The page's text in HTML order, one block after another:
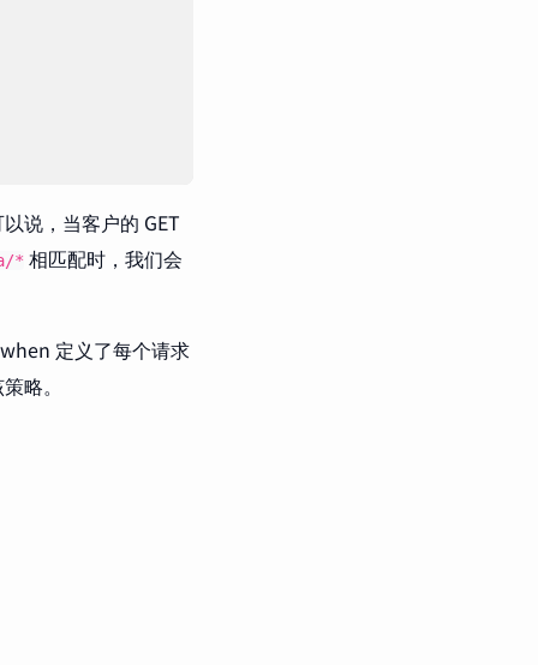
说，当客户的 GET
* 相匹配时，我们会
定义了每个请求
略。